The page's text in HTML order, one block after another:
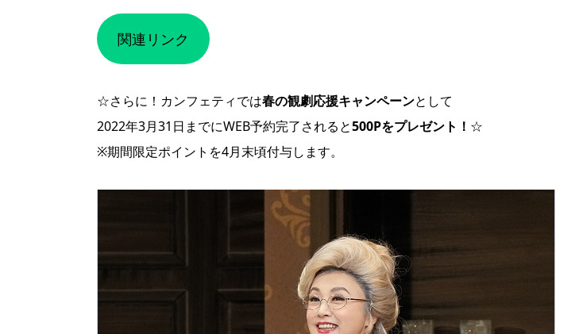
関連リンク
☆さらに！カンフェティでは春の観劇応援キャンペーンとして
2022年3月31日までにWEB予約完了されると500Pをプレゼント！ ☆
※期間限定ポイントを4月末頃付与します。